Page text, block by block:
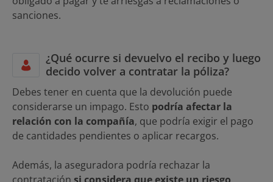
sanciones.
¿Qué ocurre si devuelvo el recibo y luego
decido volver a contratar la póliza?
Debes tener en cuenta que la devolución puede
considerarse un impago. Esto podría afectar la
relación con la compañía, que podría exigir el pago
de cantidades pendientes o aplicar recargos.
Además, la aseguradora podría rechazar la